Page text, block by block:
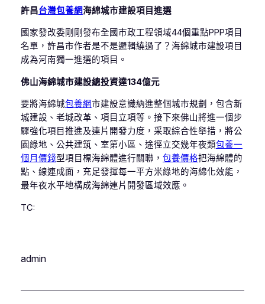
許昌台灣包養網海綿城市建設項目進選
國家發改委剛剛發布全國市政工程領域44個重點PPP項目
名單，許昌市作者是不是邏輯繞過了？海綿城市建設項目
成為河南獨一進選的項目。
佛山海綿城市建設總投資達134億元
要將海綿城包養網市建設意識納進整個城市規劃，包含新
城建設、老城改革、項目立項等。接下來佛山將進一個步
驟強化項目推進及連片開發力度，采取綜合性舉措，將公
園綠地、公共建筑、室第小區、途徑立交幾年夜類包養一
個月價錢型項目標海綿體進行關聯， 包養價格把海綿體的
點、線連成面，充足發揮每一平方米綠地的海綿化效能，
最年夜水平地構成海綿連片開發區域效應。
TC:
admin